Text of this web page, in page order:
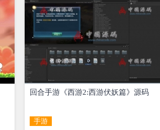
回合手游《西游2:西游伏妖篇》源码
手游